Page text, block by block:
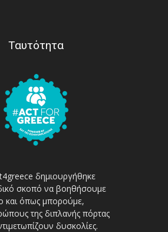
Ταυτότητα
δημιουργήθηκε
σκοπό να βοηθήσουμε
και όπως μπορούμε,
της διπλανής πόρτας
δυσκολίες.